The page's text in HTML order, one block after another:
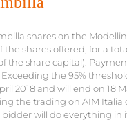
shares on the
the shares offered, for a
the share capital).
the 95%
2018 and will end on 18
the trading on AIM Italia
will do everything in